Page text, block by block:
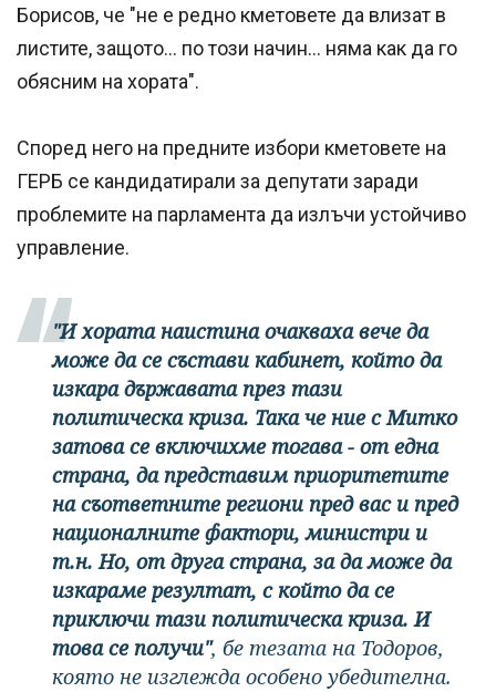
Борисов, че "не е редно кметовете да влизат в
листите, защото... по този начин... няма как да го
обясним на хората".
Според него на предните избори кметовете на
ГЕРБ се кандидатирали за депутати заради
проблемите на парламента да излъчи устойчиво
управление.
"И хората наистина очакваха вече да
може да се състави кабинет, който да
изкара държавата през тази
политическа криза. Така че ние с Митко
затова се включихме тогава - от една
страна, да представим приоритетите
на съответните региони пред вас и пред
националните фактори, министри и
т.н. Но, от друга страна, за да може да
изкараме резултат, с който да се
приключи тази политическа криза. И
това се получи", бе тезата на Тодоров,
която не изглежда особено убедителна.